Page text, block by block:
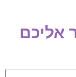
אליכם